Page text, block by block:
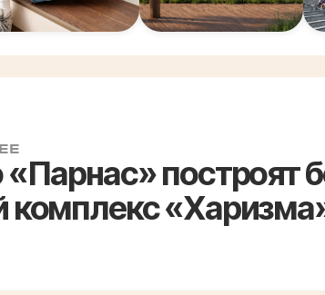
построят
комплекс